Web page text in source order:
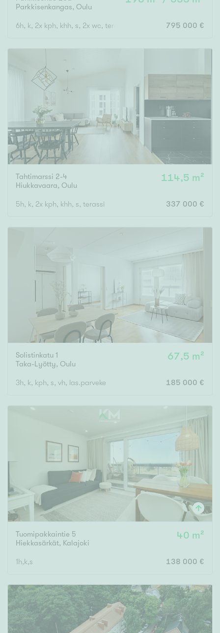
Parkkisenkangas, Oulu
6h, k, 2x kph, khh, s, 2x wc, terassi + uima-allas795 000 €
Tahtimarssi 2-4
Hiukkavaara, Oulu
114,5 m²
5h, k, 2x kph, khh, s, terassi 337 000 €
Solistinkatu 1
Taka-Lyötty, Oulu
67,5 m²
3h, k, kph, s, vh, las.parveke 185 000 €
Tuomipakkaintie 5
Hiekkasärkät, Kalajoki
40 m²
1h,k,s 138 000 €